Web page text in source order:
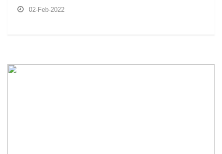
02-Feb-2022